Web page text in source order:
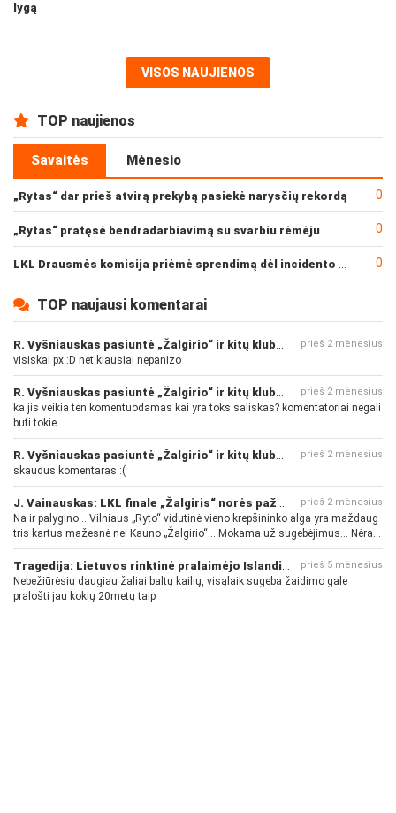
lygą
VISOS NAUJIENOS
TOP naujienos
Savaitės Mėnesio
„Rytas“ dar prieš atvirą prekybą pasiekė narysčių rekordą 0
„Rytas“ pratęsė bendradarbiavimą su svarbiu rėmėju 0
0
TOP naujausi komentarai
prieš 2 mėnesius
visiskai px :D net kiausiai nepanizo
prieš 2 mėnesius
ka jis veikia ten komentuodamas kai yra toks saliskas? komentatoriai negali
buti tokie
prieš 2 mėnesius
skaudus komentaras :(
prieš 2 mėnesius
Na ir palygino... Vilniaus „Ryto“ vidutinė vieno krepšininko alga yra maždaug
tris kartus mažesnė nei Kauno „Žalgirio“... Mokama už sugebėjimus... Nėra
pinigų - nėra gerų žaidėjų...
prieš 5 mėnesius
Nebežiūrėsiu daugiau žaliai baltų kailių, visąlaik sugeba žaidimo gale
pralošti jau kokių 20metų taip